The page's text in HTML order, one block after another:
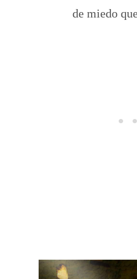
de miedo